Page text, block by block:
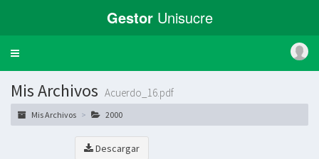
Gestor Unisucre
Toggle
Mis Archivos Acuerdo_16.pdf
Mis Archivos 2000
Descargar